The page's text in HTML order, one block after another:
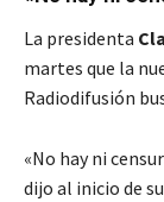
La presidenta
martes que la
Radiodifusión
«No hay ni
dijo al inicio de